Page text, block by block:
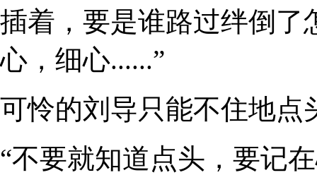
插着，要是谁路过绊倒了
心，细心......”
可怜的刘导只能不住地点
“不要就知道点头，要记